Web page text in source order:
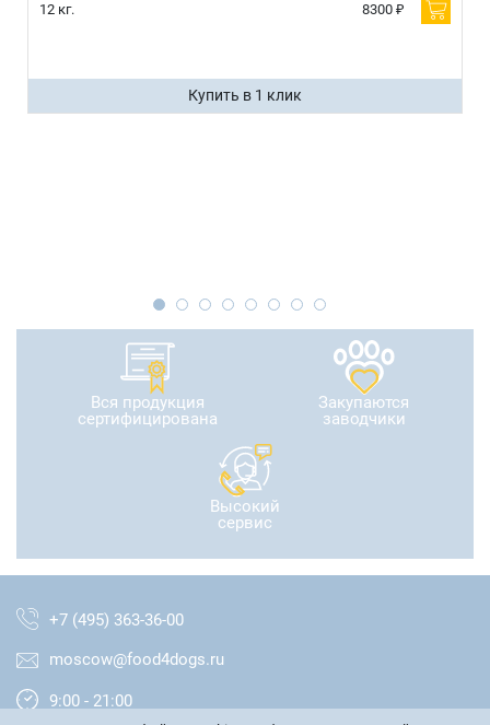
12 кг. 8300 ₽
Купить в 1 клик
Вся продукция
сертифицирована
Закупаются
заводчики
Высокий
сервис
+7 (495) 363-36-00
moscow@food4dogs.ru
9:00 - 21:00